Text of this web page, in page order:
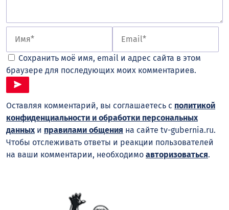
Сохранить моё имя, email и адрес сайта в этом
браузере для последующих моих комментариев.
Оставляя комментарий, вы соглашаетесь с политикой
конфиденциальности и обработки персональных
данных и правилами общения на сайте tv-gubernia.ru.
Чтобы отслеживать ответы и реакции пользователей
на ваши комментарии, необходимо авторизоваться.